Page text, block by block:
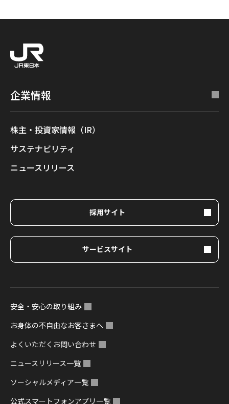
企業情報
株主・投資家情報（IR）
サステナビリティ
ニュースリリース
採用サイト
サービスサイト
安全・安心の取り組み
お身体の不自由なお客さまへ
よくいただくお問い合わせ
ニュースリリース一覧
ソーシャルメディア一覧
公式スマートフォンアプリ一覧